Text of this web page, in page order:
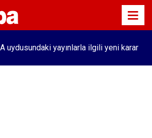
uydusundaki yayınlarla ilgili yeni karar